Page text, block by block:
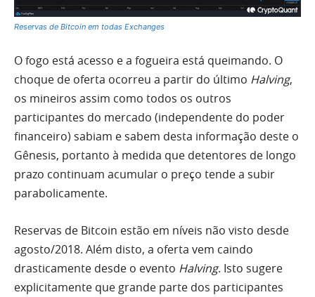
Reservas de Bitcoin em todas Exchanges
O fogo está acesso e a fogueira está queimando. O
choque de oferta ocorreu a partir do último Halving,
os mineiros assim como todos os outros
participantes do mercado (independente do poder
financeiro) sabiam e sabem desta informação deste o
Gênesis, portanto à medida que detentores de longo
prazo continuam acumular o preço tende a subir
parabolicamente.
Reservas de Bitcoin estão em níveis não visto desde
agosto/2018. Além disto, a oferta vem caindo
drasticamente desde o evento Halving. Isto sugere
explicitamente que grande parte dos participantes